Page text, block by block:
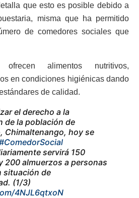
que esto es posible debido a
misma que ha permitido
de comedores sociales que
ofrecen alimentos nutritivos,
en condiciones higiénicas dando
de calidad.
el derecho a la
de la población de
Chimaltenango, hoy se
servirá 150
200 almuerzos a personas
situación de
(1/3)
4NJL6qtxoN